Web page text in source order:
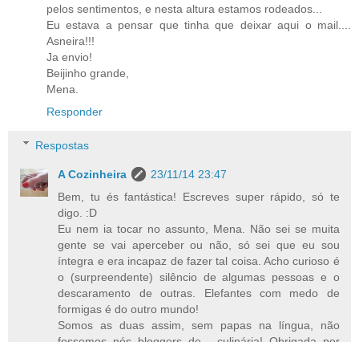
pelos sentimentos, e nesta altura estamos rodeados...
Eu estava a pensar que tinha que deixar aqui o mail....
Asneira!!!
Ja envio!
Beijinho grande,
Mena.
Responder
Respostas
A Cozinheira
23/11/14 23:47
Bem, tu és fantástica! Escreves super rápido, só te
digo. :D
Eu nem ia tocar no assunto, Mena. Não sei se muita
gente se vai aperceber ou não, só sei que eu sou
íntegra e era incapaz de fazer tal coisa. Acho curioso é
o (surpreendente) silêncio de algumas pessoas e o
descaramento de outras. Elefantes com medo de
formigas é do outro mundo!
Somos as duas assim, sem papas na língua, não